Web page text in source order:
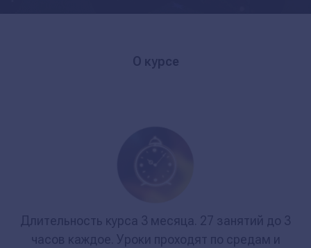
О курсе
Длительность курса 3 месяца. 27 занятий до 3
часов каждое. Уроки проходят по средам и